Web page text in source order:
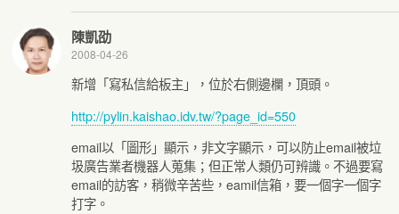
陳凱劭
2008-04-26
新增「寫私信給板主」，位於右側邊欄，頂頭。
http://pylin.kaishao.idv.tw/?page_id=550
email以「圖形」顯示，非文字顯示，可以防止email被垃
圾廣告業者機器人蒐集；但正常人類仍可辨識。不過要寫
email的訪客，稍微辛苦些，eamil信箱，要一個字一個字
打字。